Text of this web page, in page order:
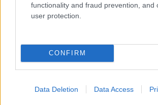
functionality and fraud prevention, and
user protection.
CONFIRM
Data Deletion Data Access
Διαβάστε ακόμη